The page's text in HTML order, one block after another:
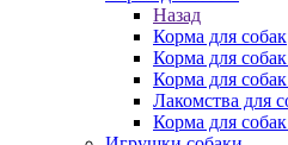
Назад
Корма для собак
Корма для
Корма для
Лакомства для
Корма для